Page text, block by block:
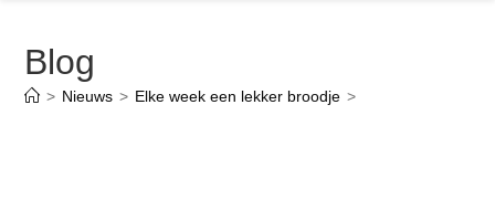
Blog
> Nieuws > Elke week een lekker broodje >